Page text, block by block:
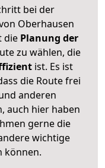
bei der
Oberhausen
diePlanung der
zu wählen, die
ist. Es ist
die Route frei
anderen
auch hier haben
gerne die
wichtige
können.